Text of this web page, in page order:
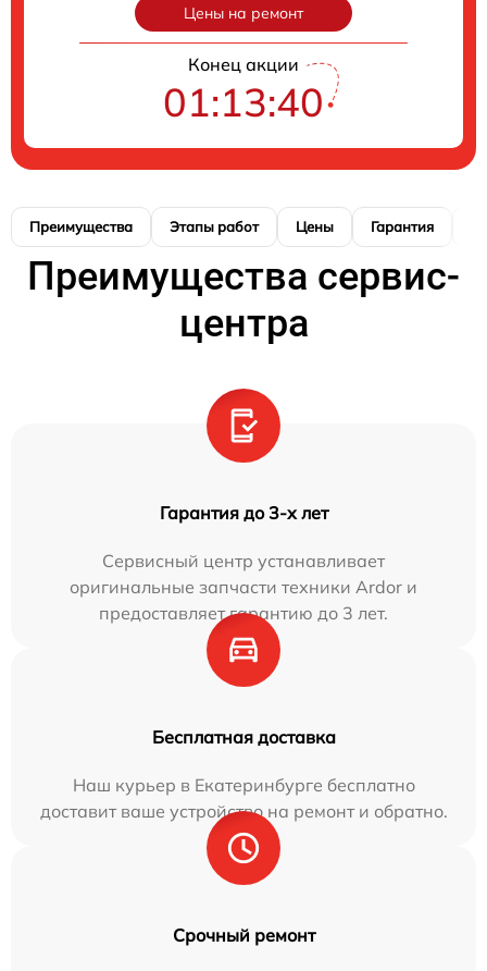
Цены на ремонт
Конец акции
01:13:39
Преимущества Этапы работ Цены Гарантия
Преимущества сервис-
центра
Гарантия до 3-х лет
Сервисный центр устанавливает
оригинальные запчасти техники Ardor и
предоставляет гарантию до 3 лет.
Бесплатная доставка
Наш курьер в Екатеринбурге бесплатно
доставит ваше устройство на ремонт и обратно.
Срочный ремонт